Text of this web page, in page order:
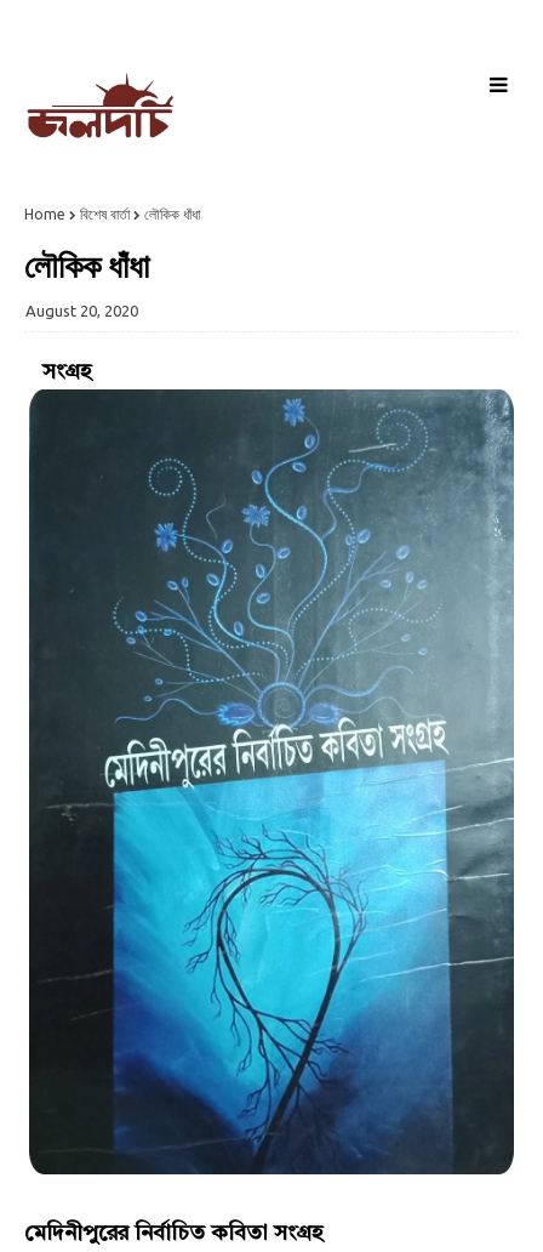
Home বিশেষ বার্তা লৌকিক ধাঁধা
লৌকিক ধাঁধা
August 20, 2020
সংগ্রহ
মেদিনীপুরের নির্বাচিত কবিতা সংগ্রহ